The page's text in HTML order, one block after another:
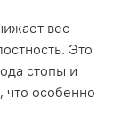
вес
Это
стопы и
что особенно